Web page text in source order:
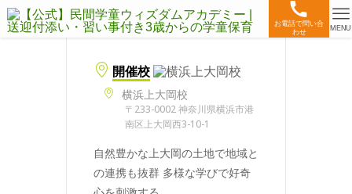
お電話で問い合
わせ
MENU
開催校
横浜上大岡校
〒233-0002 神奈川県横浜市港
南区上大岡西3-10-1
自然豊かな上大岡の土地で地域と
の連携も抜群 多様な学びで好奇